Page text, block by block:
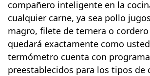
compañero inteligente en la
cualquier carne, ya sea pollo
magro, filete de ternera o
quedará exactamente como
termómetro cuenta con
preestablecidos para los tipos de